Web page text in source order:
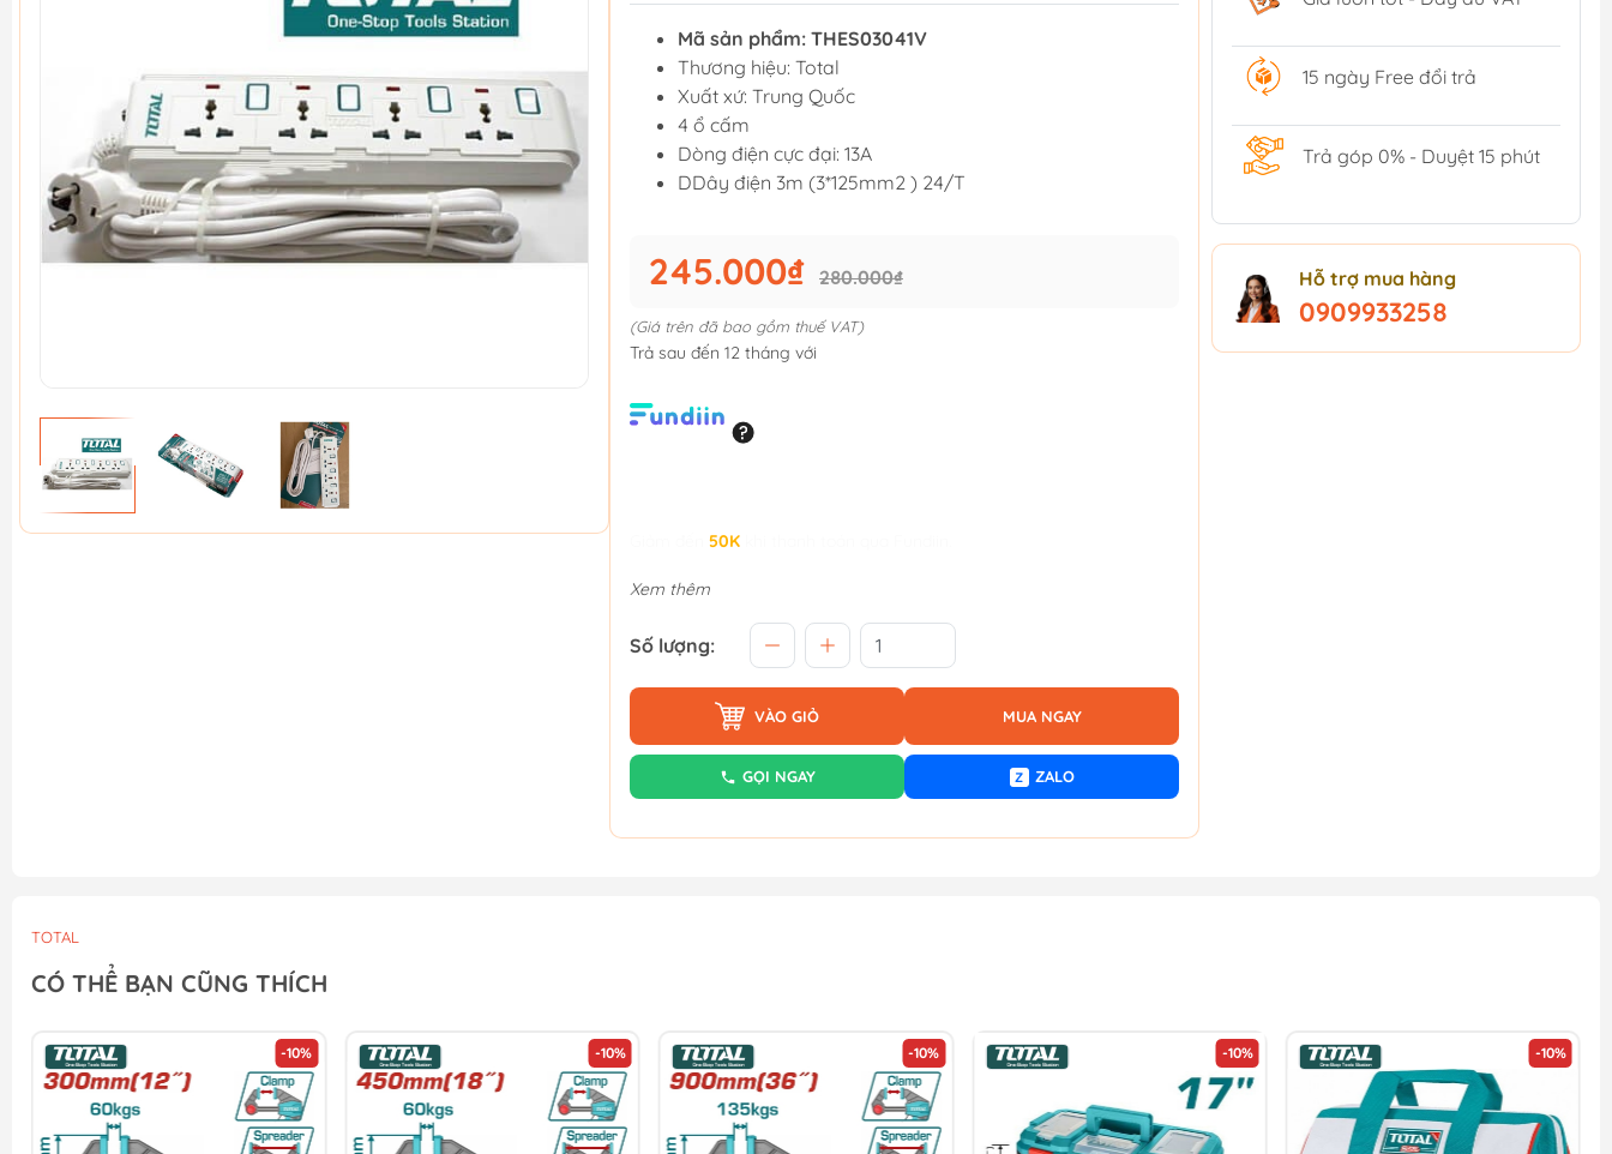
Mã sản phẩm: THES03041V
Thương hiệu: Total
Xuất xứ: Trung Quốc
4 ổ cấm
Dòng điện cực đại: 13A
DDây điện 3m (3*125mm2 ) 24/T
245.000₫ 280.000₫
(Giá trên đã bao gồm thuế VAT)
Trả sau đến 12 tháng với
50K
Xem thêm
Số lượng:
VÀO GIỎ MUA NGAY
GỌI NGAY Z ZALO
15 ngày Free đổi trả
Trả góp 0% - Duyệt 15 phút
Hỗ trợ mua hàng
0909933258
TOTAL
CÓ THỂ BẠN CŨNG THÍCH
-10% -10% -10% -10% -10%